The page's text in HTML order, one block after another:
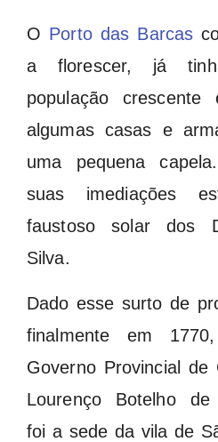
O Porto das Barcas
a florescer, já
população crescente
algumas casas e
uma pequena
suas imediações
faustoso solar dos
Silva.
Dado esse surto de
finalmente em
Governo Provincial de
Lourenço Botelho de
foi a sede da vila de